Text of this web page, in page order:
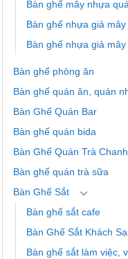
Bàn ghế mây nhựa
Bàn ghế nhựa giả
Bàn ghế nhựa giả
Bàn ghế phòng ăn
Bàn ghế quán ăn, quán
Bàn Ghế Quán Bar
Bàn ghế quán bida
Bàn Ghế Quán Trà Chanh
Bàn ghế quán trà sữa
Bàn Ghế Sắt
Bàn ghế sắt cafe
Bàn Ghế Sắt Khách
Bàn ghế sắt làm việc,